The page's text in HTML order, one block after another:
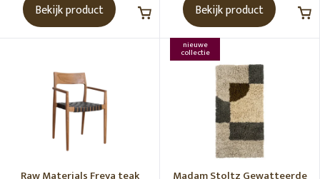
Bekijk product Bekijk product
nieuwe
collectie